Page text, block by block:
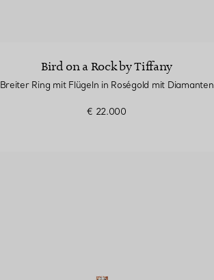
Bird on a Rock by Tiffany
Breiter Ring mit Flügeln in Roségold mit Diamanten
€ 22.000